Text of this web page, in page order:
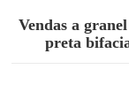
Vendas a
preta